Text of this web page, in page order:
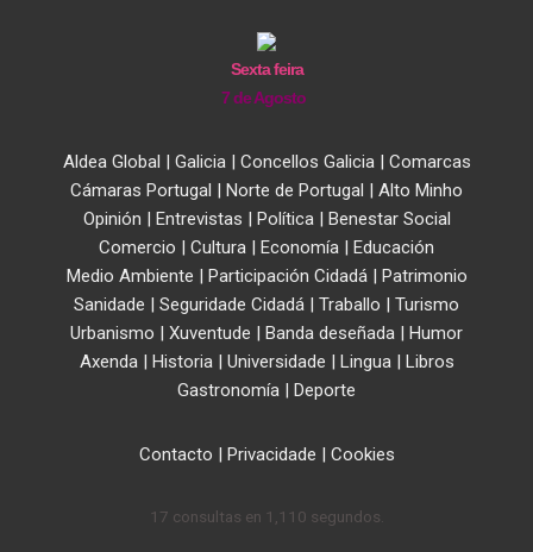
Sexta feira
7 de Agosto
Aldea Global Galicia| Concellos Galicia| Comarcas
Cámaras Portugal
Norte de Portugal
Alto Minho
Opinión
Entrevistas Política|
Benestar Social
Comercio
Cultura Economía
Educación
Medio Ambiente
Participación Cidadá|
Patrimonio
Sanidade
Seguridade Cidadá Traballo
Turismo
Urbanismo
Xuventude Banda deseñada
Humor
Axenda| Historia| Universidade Lingua|
Libros
Gastronomía
Deporte
Contacto Privacidade Cookies
17 consultas en 1,110 segundos.